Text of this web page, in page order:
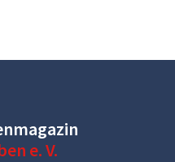
e. V.